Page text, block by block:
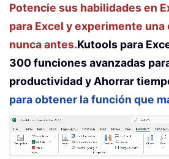
Potencie sus habilidades en
para Excel y experimente
nunca antes.Kutools para
300 funciones avanzadas
productividad y Ahorrar
para obtener la función que